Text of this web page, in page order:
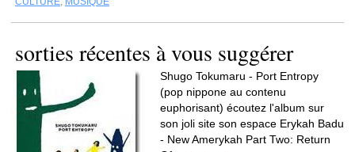
sorties récentes à vous suggérer
Shugo Tokumaru - Port Entropy
(pop nippone au contenu
euphorisant) écoutez l'album sur
son joli site son espace Erykah Badu
- New Amerykah Part Two: Return